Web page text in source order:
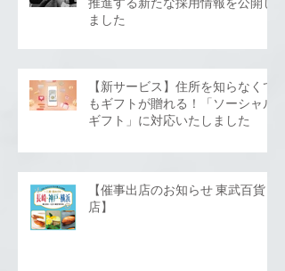
推進する新たな採用情報を公開し
ました
【新サービス】住所を知らなくて
もギフトが贈れる！「ソーシャル
ギフト」に対応いたしました
【催事出店のお知らせ 東武百貨
店】